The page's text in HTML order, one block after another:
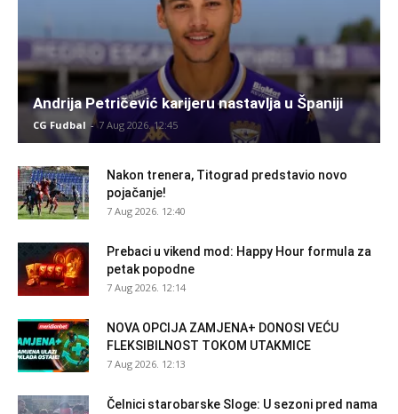
Andrija Petričević karijeru nastavlja u Španiji
CG Fudbal - 7 Aug 2026. 12:45
Nakon trenera, Titograd predstavio novo
pojačanje!
7 Aug 2026. 12:40
Prebaci u vikend mod: Happy Hour formula za
petak popodne
7 Aug 2026. 12:14
NOVA OPCIJA ZAMJENA+ DONOSI VEĆU
FLEKSIBILNOST TOKOM UTAKMICE
7 Aug 2026. 12:13
Čelnici starobarske Sloge: U sezoni pred nama